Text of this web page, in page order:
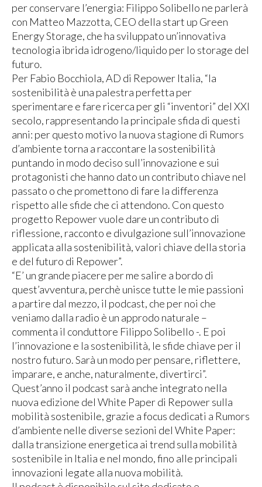
per conservare l’energia: Filippo Solibello ne parlerà
con Matteo Mazzotta, CEO della start up Green
Energy Storage, che ha sviluppato un’innovativa
tecnologia ibrida idrogeno/liquido per lo storage del
futuro.
Per Fabio Bocchiola, AD di Repower Italia, “la
sostenibilità è una palestra perfetta per
sperimentare e fare ricerca per gli “inventori” del XXI
secolo, rappresentando la principale sfida di questi
anni: per questo motivo la nuova stagione di Rumors
d’ambiente torna a raccontare la sostenibilità
puntando in modo deciso sull’innovazione e sui
protagonisti che hanno dato un contributo chiave nel
passato o che promettono di fare la differenza
rispetto alle sfide che ci attendono. Con questo
progetto Repower vuole dare un contributo di
riflessione, racconto e divulgazione sull’innovazione
applicata alla sostenibilità, valori chiave della storia
e del futuro di Repower”.
“E’ un grande piacere per me salire a bordo di
quest’avventura, perchè unisce tutte le mie passioni
a partire dal mezzo, il podcast, che per noi che
veniamo dalla radio è un approdo naturale –
commenta il conduttore Filippo Solibello -. E poi
l’innovazione e la sostenibilità, le sfide chiave per il
nostro futuro. Sarà un modo per pensare, riflettere,
imparare, e anche, naturalmente, divertirci”.
Quest’anno il podcast sarà anche integrato nella
nuova edizione del White Paper di Repower sulla
mobilità sostenibile, grazie a focus dedicati a Rumors
d’ambiente nelle diverse sezioni del White Paper:
dalla transizione energetica ai trend sulla mobilità
sostenibile in Italia e nel mondo, fino alle principali
innovazioni legate alla nuova mobilità.